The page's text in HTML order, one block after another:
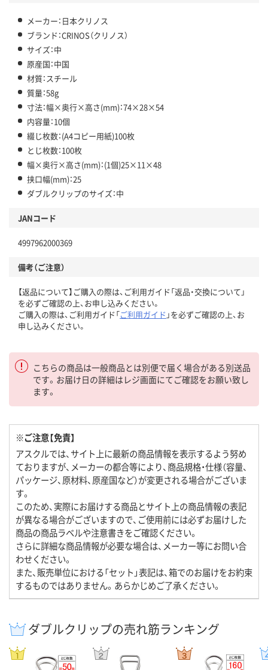
メーカー：日本クリノス
ブランド：CRINOS（クリノス）
サイズ：中
原産国：中国
材質：スチール
質量：58g
寸法：幅×奥行×高さ(mm)：74×28×54
内容量：10個
綴じ枚数：(A4コピー用紙)100枚
とじ枚数：100枚
幅×奥行×高さ(mm)：(1個)25×11×48
挟口幅(mm)：25
ダブルクリップのサイズ：中
JANコード
4997962000369
備考（ご注意）
【返品について】ご購入の際は、ご利用ガイド「返品・交換について」
を必ずご確認の上、お申し込みください。
ご購入の際は、ご利用ガイド「ご利用ガイド 」を必ずご確認の上、お
申し込みください。
こちらの商品は一般商品とは別便で届く場合がある別送品
です。お届け日の詳細はレジ画面にてご確認をお願い致し
ます。
※ご注意【免責】
アスクルでは、サイト上に最新の商品情報を表示するよう努め
ておりますが、メーカーの都合等により、商品規格・仕様（容量、
パッケージ、原材料、原産国など）が変更される場合がございま
す。
このため、実際にお届けする商品とサイト上の商品情報の表記
が異なる場合がございますので、ご使用前には必ずお届けした
商品の商品ラベルや注意書きをご確認ください。
さらに詳細な商品情報が必要な場合は、メーカー等にお問い合
わせください。
また、販売単位における「セット」表記は、箱でのお届けをお約束
するものではありません。あらかじめご了承ください。
ダブルクリップの売れ筋ランキング